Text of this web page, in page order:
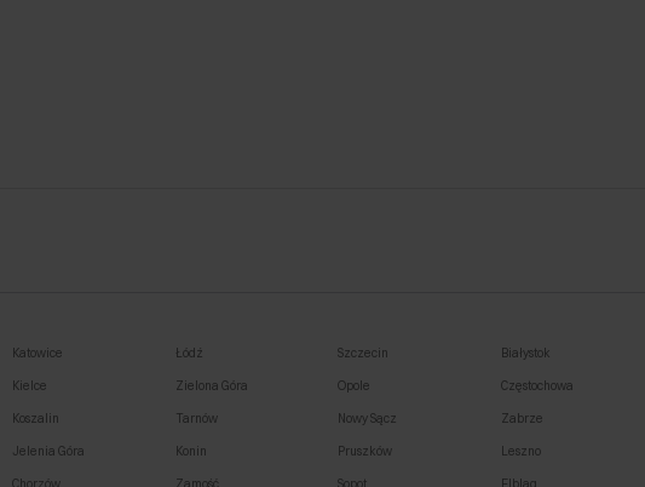
Katowice Łódź Szczecin Białystok
Kielce Zielona Góra Opole Częstochowa
Koszalin Tarnów Nowy Sącz Zabrze
Jelenia Góra Konin Pruszków Leszno